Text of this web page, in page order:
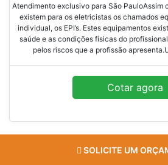
Atendimento exclusivo para São PauloAssim
existem para os eletricistas os chamados
individual, os EPI’s. Estes equipamentos
saúde e as condições físicas do
pelos riscos que a profissão
Cotar agora
SOLICITE UM